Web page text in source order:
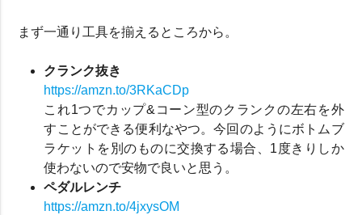
まず一通り工具を揃えるところから。
クランク抜き
https://amzn.to/3RKaCDp
これ1つでカップ&コーン型のクランクの左右を外
すことができる便利なやつ。今回のようにボトムブ
ラケットを別のものに交換する場合、1度きりしか
使わないので安物で良いと思う。
ペダルレンチ
https://amzn.to/4jxysOM